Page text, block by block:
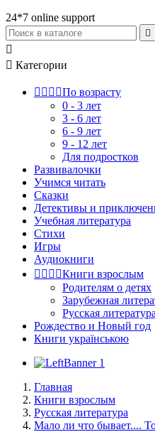
24*7 online support


 Категории
   По возрасту
0 - 3 лет
3 - 6 лет
6 - 9 лет
9 - 12 лет
Для подростков
Развивалочки
Учимся читать
Сказки
Детективы и
Учебная литература
Стихи
Игры
Аудиокниги
   Книги взрослым
Родителям о детях
Зарубежная
Русская литература
Рождество и Новый год
Книги українською
Главная
Книги взрослым
Русская литература
Мало ли что бывает....